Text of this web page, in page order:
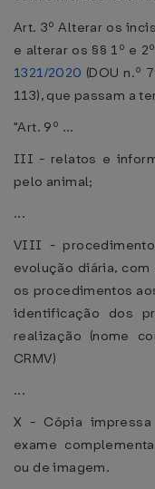
Art. 3º Alterar os
e alterar os §§ 1º e
1321/2020 (DOU n.º
113), que passam a
"Art. 9º ...
III - relatos e
pelo animal;
...
VIII -
evolução diária,
os procedimentos
identificação dos
realização (nome
CRMV)
...
X - Cópia
exame
ou de imagem.